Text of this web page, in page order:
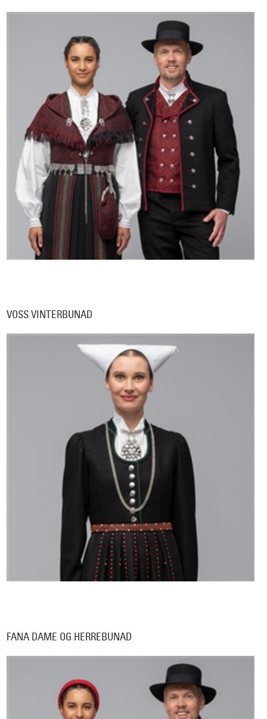
VOSS VINTERBUNAD
FANA DAME OG HERREBUNAD